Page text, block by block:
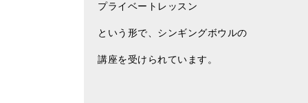
プライベートレッスン
という形で、シンギングボウルの
講座を受けられています。